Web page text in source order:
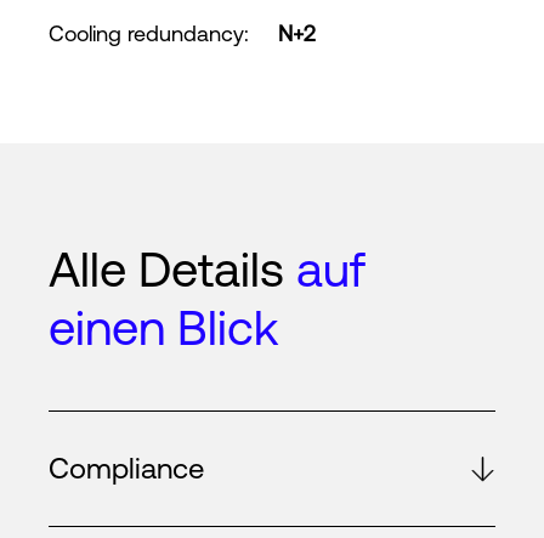
Cooling redundancy: N+2
Alle Details auf
einen Blick
Compliance